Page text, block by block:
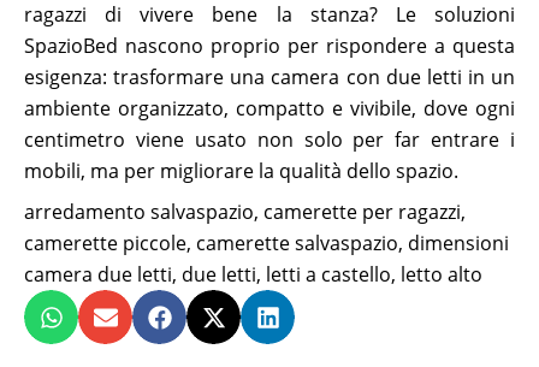
ragazzi di vivere bene la stanza? Le soluzioni
SpazioBed nascono proprio per rispondere a questa
esigenza: trasformare una camera con due letti in un
ambiente organizzato, compatto e vivibile, dove ogni
centimetro viene usato non solo per far entrare i
mobili, ma per migliorare la qualità dello spazio.
arredamento salvaspazio, camerette per ragazzi,
camerette piccole, camerette salvaspazio, dimensioni
camera due letti, due letti, letti a castello, letto alto